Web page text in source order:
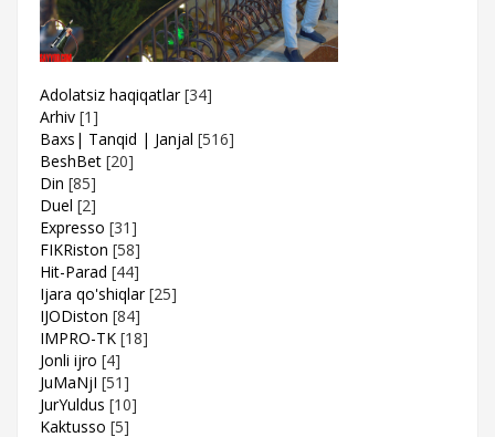
Adolatsiz haqiqatlar [34]
Arhiv [1]
Baxs| Tanqid | Janjal [516]
BeshBet [20]
Din [85]
Duel [2]
Expresso [31]
FIKRiston [58]
Hit-Parad [44]
Ijara qo'shiqlar [25]
IJODiston [84]
IMPRO-TK [18]
Jonli ijro [4]
JuMaNjI [51]
JurYuldus [10]
Kaktusso [5]